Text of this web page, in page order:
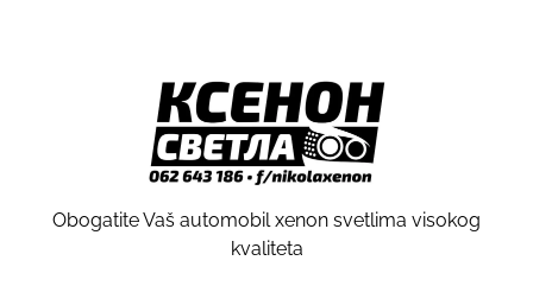
Obogatite Vaš automobil xenon svetlima visokog
kvaliteta